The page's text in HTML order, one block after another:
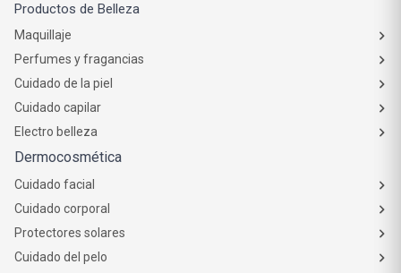
Productos de Belleza
Maquillaje
Perfumes y fragancias
Cuidado de la piel
Cuidado capilar
Electro belleza
Dermocosmética
Cuidado facial
Cuidado corporal
Protectores solares
Cuidado del pelo